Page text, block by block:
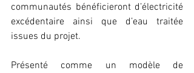
communautés bénéficieront d’électricité
excédentaire ainsi que d’eau traitée
issues du projet.
Présenté comme un modèle de